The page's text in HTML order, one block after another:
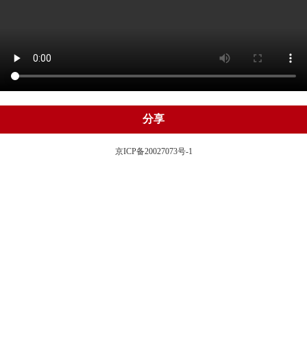
分享
京ICP备20027073号-1